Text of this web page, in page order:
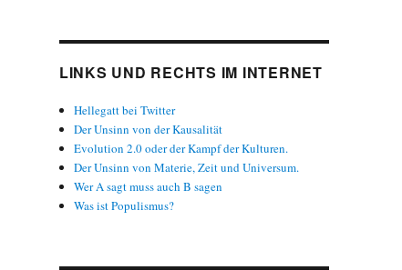
LINKS UND RECHTS IM INTERNET
Hellegatt bei Twitter
Der Unsinn von der Kausalität
Evolution 2.0 oder der Kampf der Kulturen.
Der Unsinn von Materie, Zeit und Universum.
Wer A sagt muss auch B sagen
Was ist Populismus?